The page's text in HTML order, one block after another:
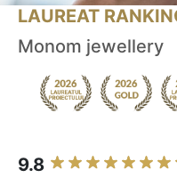
LAUREAT
Monom jewellery
9.8